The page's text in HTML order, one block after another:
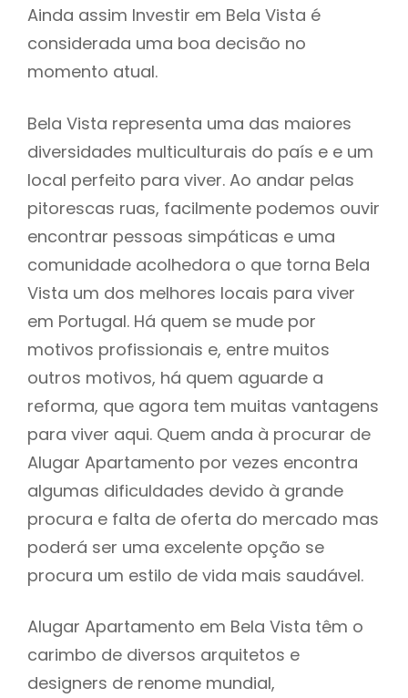
Ainda assim Investir em Bela Vista é
considerada uma boa decisão no
momento atual.
Bela Vista representa uma das maiores
diversidades multiculturais do país e e um
local perfeito para viver. Ao andar pelas
pitorescas ruas, facilmente podemos ouvir
encontrar pessoas simpáticas e uma
comunidade acolhedora o que torna Bela
Vista um dos melhores locais para viver
em Portugal. Há quem se mude por
motivos profissionais e, entre muitos
outros motivos, há quem aguarde a
reforma, que agora tem muitas vantagens
para viver aqui. Quem anda à procurar de
Alugar Apartamento por vezes encontra
algumas dificuldades devido à grande
procura e falta de oferta do mercado mas
poderá ser uma excelente opção se
procura um estilo de vida mais saudável.
Alugar Apartamento em Bela Vista têm o
carimbo de diversos arquitetos e
designers de renome mundial,